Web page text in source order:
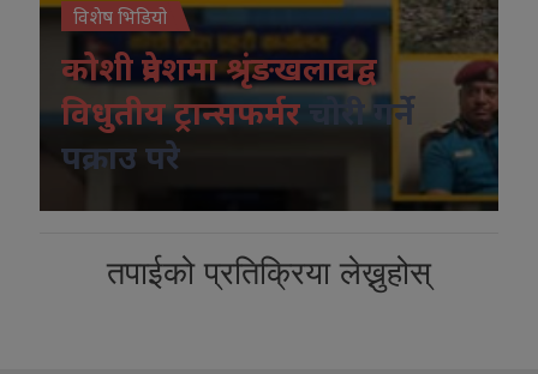
विशेष भिडियो
कोशी प्रदेशमा श्रृंङखलावद्व
विधुतीय ट्रान्सफर्मर
चोरी गर्ने
पक्राउ परे
तपाईको प्रतिक्रिया लेख्नुहोस्